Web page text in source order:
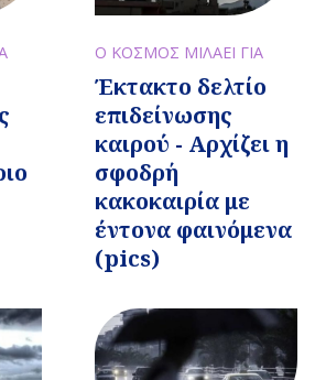
Ο ΚΟΣΜΟΣ ΜΙΛΑΕΙ ΓΙΑ
Έκτακτο δελτίο
επιδείνωσης
καιρού - Αρχίζει η
σφοδρή
κακοκαιρία με
έντονα φαινόμενα
(pics)